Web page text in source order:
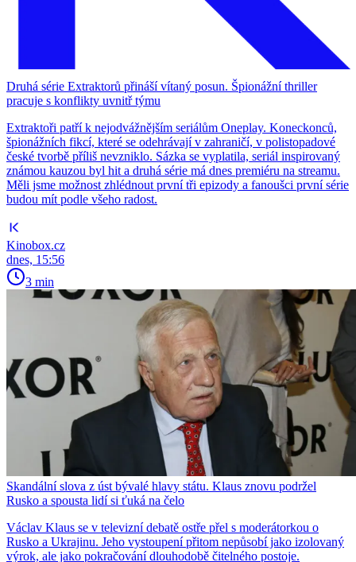
Druhá série Extraktorů přináší vítaný posun. Špionážní thriller
pracuje s konflikty uvnitř týmu
Extraktoři patří k nejodvážnějším seriálům Oneplay. Koneckonců,
špionážních fikcí, které se odehrávají v zahraničí, v polistopadové
české tvorbě příliš nevzniklo. Sázka se vyplatila, seriál inspirovaný
známou kauzou byl hit a druhá série má dnes premiéru na streamu.
Měli jsme možnost zhlédnout první tři epizody a fanoušci první série
budou mít podle všeho radost.
Kinobox.cz
dnes, 15:56
3 min
Skandální slova z úst bývalé hlavy státu. Klaus znovu podržel
Rusko a spousta lidí si ťuká na čelo
Václav Klaus se v televizní debatě ostře přel s moderátorkou o
Rusko a Ukrajinu. Jeho vystoupení přitom nepůsobí jako izolovaný
výrok, ale jako pokračování dlouhodobě čitelného postoje.